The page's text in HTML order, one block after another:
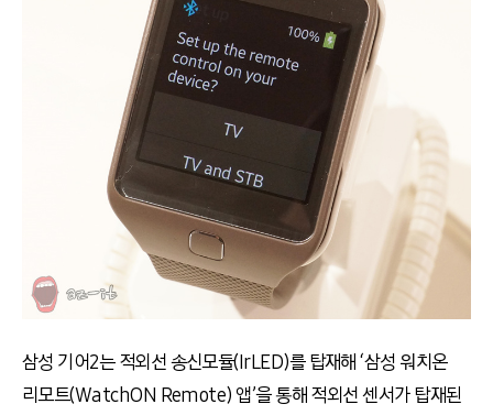
삼성 기어2는 적외선 송신모듈(IrLED)를 탑재해 ‘삼성 워치온
리모트(WatchON Remote) 앱’을 통해 적외선 센서가 탑재된